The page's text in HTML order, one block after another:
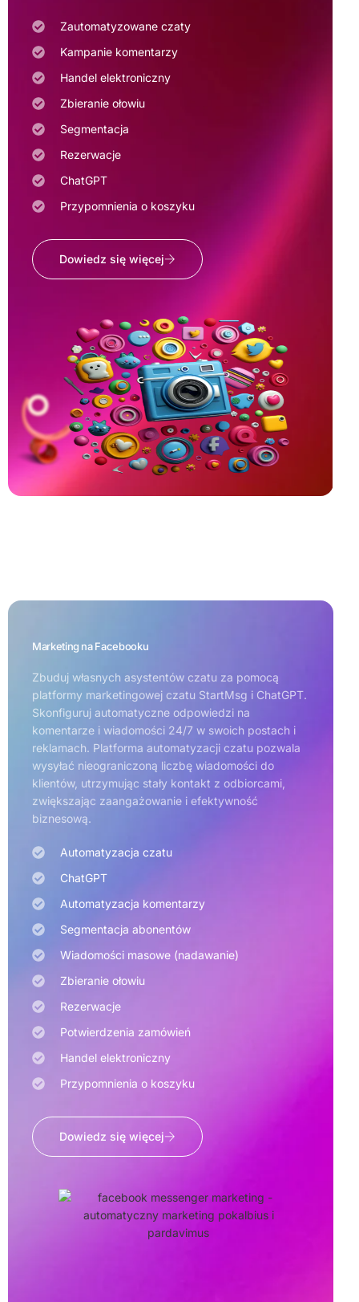
Zautomatyzowane czaty
Kampanie komentarzy
Handel elektroniczny
Zbieranie ołowiu
Segmentacja
Rezerwacje
ChatGPT
Przypomnienia o koszyku
Dowiedz się więcej
Marketing na Facebooku
Zbuduj własnych asystentów czatu za pomocą
platformy marketingowej czatu StartMsg i ChatGPT.
Skonfiguruj automatyczne odpowiedzi na
komentarze i wiadomości 24/7 w swoich postach i
reklamach. Platforma automatyzacji czatu pozwala
wysyłać nieograniczoną liczbę wiadomości do
klientów, utrzymując stały kontakt z odbiorcami,
zwiększając zaangażowanie i efektywność
biznesową.
Automatyzacja czatu
ChatGPT
Automatyzacja komentarzy
Segmentacja abonentów
Wiadomości masowe (nadawanie)
Zbieranie ołowiu
Rezerwacje
Potwierdzenia zamówień
Handel elektroniczny
Przypomnienia o koszyku
Dowiedz się więcej